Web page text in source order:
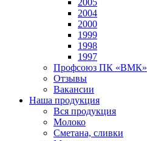
2005
2004
2000
1999
1998
1997
Профсоюз ПК «ВМК»
Отзывы
Вакансии
Наша продукция
Вся продукция
Молоко
Сметана, сливки